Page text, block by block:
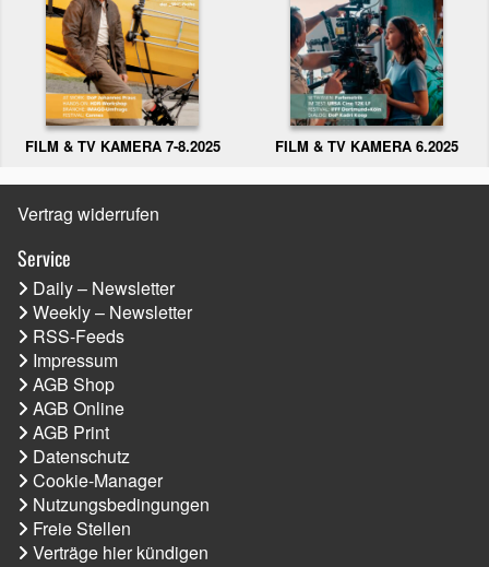
FILM & TV KAMERA 7-8.2025 FILM & TV KAMERA 6.2025
Vertrag widerrufen
Service
Daily – Newsletter
Weekly – Newsletter
RSS-Feeds
Impressum
AGB Shop
AGB Online
AGB Print
Datenschutz
Cookie-Manager
Nutzungsbedingungen
Freie Stellen
Verträge hier kündigen